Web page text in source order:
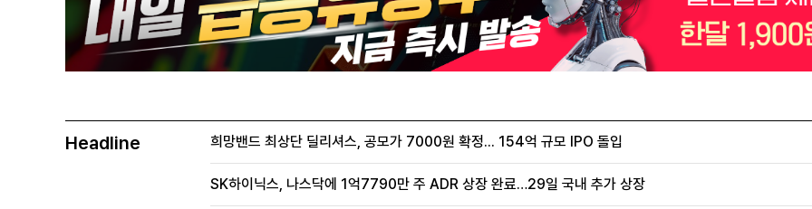
Headline 희망밴드 최상단 딜리셔스, 공모가 7000원 확정... 154억 규모 IPO 돌입
SK하이닉스, 나스닥에 1억7790만 주 ADR 상장 완료…29일 국내 추가 상장